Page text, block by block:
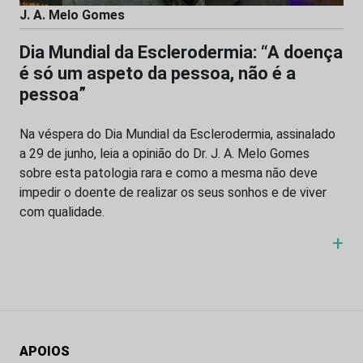
J. A. Melo Gomes
Dia Mundial da Esclerodermia: “A doença
é só um aspeto da pessoa, não é a
pessoa”
Na véspera do Dia Mundial da Esclerodermia, assinalado
a 29 de junho, leia a opinião do Dr. J. A. Melo Gomes
sobre esta patologia rara e como a mesma não deve
impedir o doente de realizar os seus sonhos e de viver
com qualidade.
+
APOIOS